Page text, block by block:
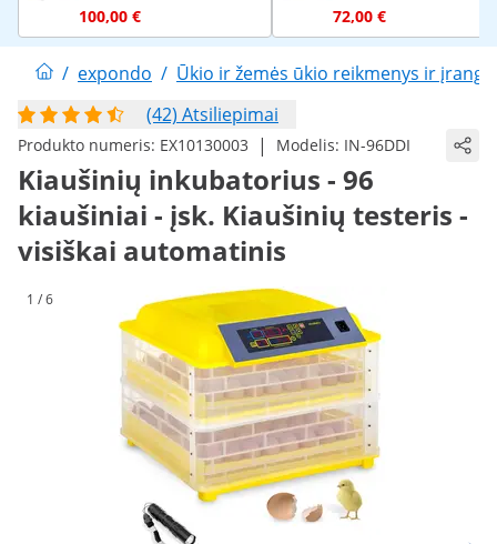
100,00 € 72,00 €
/ expondo / Ūkio ir žemės ūkio reikmenys ir įranga
(42) Atsiliepimai
Produkto numeris: EX10130003 | Modelis: IN-96DDI
Kiaušinių inkubatorius - 96
kiaušiniai - įsk. Kiaušinių testeris -
visiškai automatinis
1 / 6